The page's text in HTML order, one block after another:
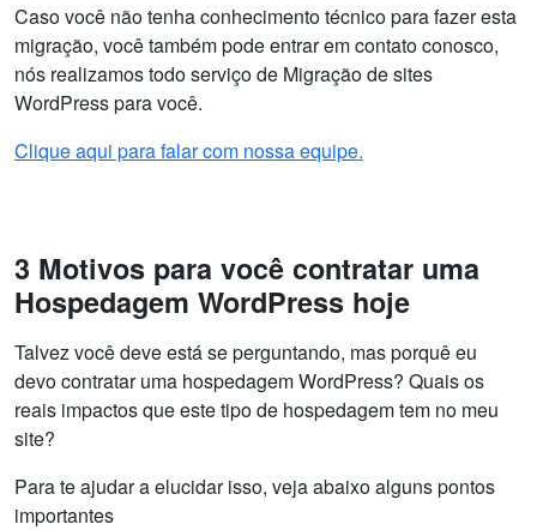
Caso você não tenha conhecimento técnico para fazer esta
migração, você também pode entrar em contato conosco,
nós realizamos todo serviço de Migração de sites
WordPress para você.
Clique aqui para falar com nossa equipe.
3 Motivos para você contratar uma
Hospedagem WordPress hoje
Talvez você deve está se perguntando, mas porquê eu
devo contratar uma hospedagem WordPress? Quais os
reais impactos que este tipo de hospedagem tem no meu
site?
Para te ajudar a elucidar isso, veja abaixo alguns pontos
importantes